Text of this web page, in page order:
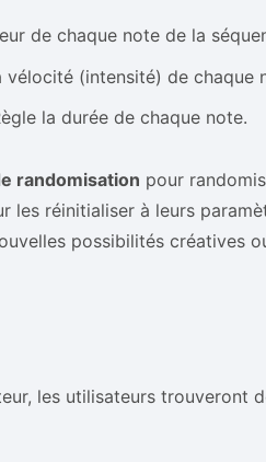
de chaque note de la
vélocité (intensité) de chaque
la durée de chaque note.
randomisation pour
les réinitialiser à leurs
possibilités créatives
les utilisateurs trouveront